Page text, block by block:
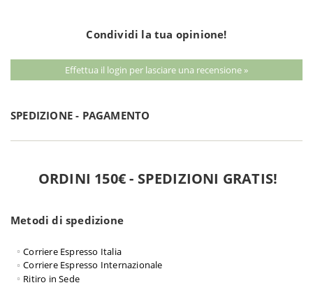
Condividi la tua opinione!
Effettua il login per lasciare una recensione »
SPEDIZIONE - PAGAMENTO
ORDINI 150€ - SPEDIZIONI GRATIS!
Metodi di spedizione
Corriere Espresso Italia
Corriere Espresso Internazionale
Ritiro in Sede